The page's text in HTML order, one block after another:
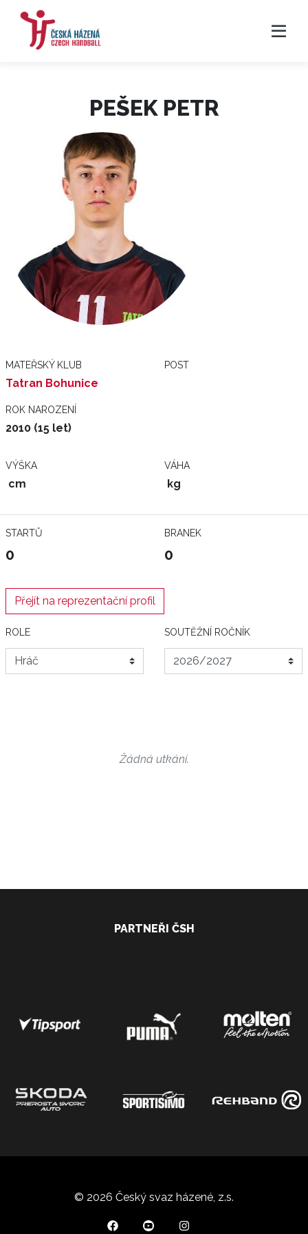
PEŠEK PETR
MATEŘSKÝ KLUB
Tatran Bohunice
POST
ROK NAROZENÍ
2010 (15 let)
VÝŠKA
cm
VÁHA
kg
STARTŮ
0
BRANEK
0
Přejít na reprezentační profil
ROLE SOUTĚŽNÍ ROČNÍK
Žádná utkání.
PARTNEŘI ČSH
© 2026 Český svaz házené, z.s.